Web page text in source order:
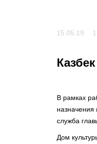
15.05.19
В рамках
назначения
служба
Дом